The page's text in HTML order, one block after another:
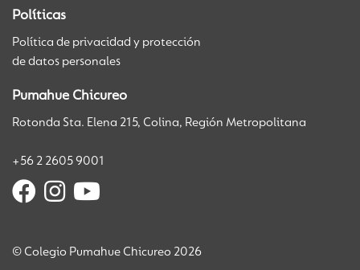
Políticas
Política de privacidad y protección
de datos personales
Pumahue Chicureo
Rotonda Sta. Elena 215, Colina, Región Metropolitana
+56 2 2605 9001
© Colegio Pumahue Chicureo 2026